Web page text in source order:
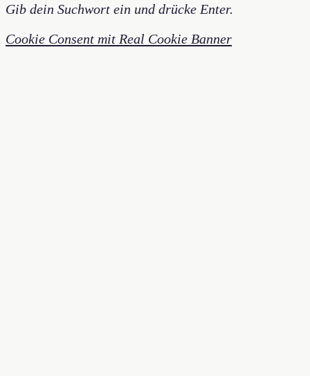
Gib dein Suchwort ein und drücke Enter.
Cookie Consent mit Real Cookie Banner